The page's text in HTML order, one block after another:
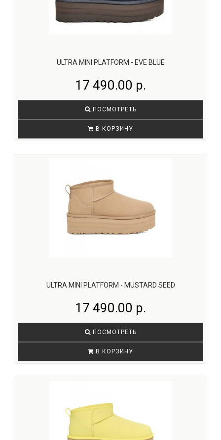
ULTRA MINI PLATFORM - EVE BLUE
17 490.00 р.
ПОСМОТРЕТЬ
В КОРЗИНУ
ULTRA MINI PLATFORM - MUSTARD SEED
17 490.00 р.
ПОСМОТРЕТЬ
В КОРЗИНУ